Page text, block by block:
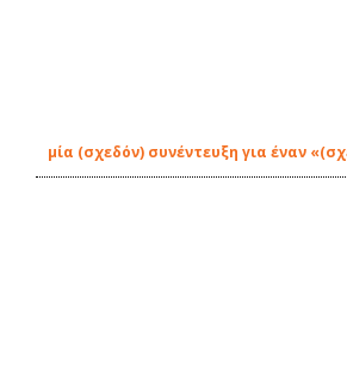
μία (σχεδόν) συνέντευξη για έναν